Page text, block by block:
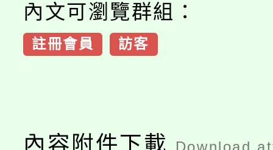
內文可瀏覽群組：
註冊會員 訪客
內容附件下載 Download